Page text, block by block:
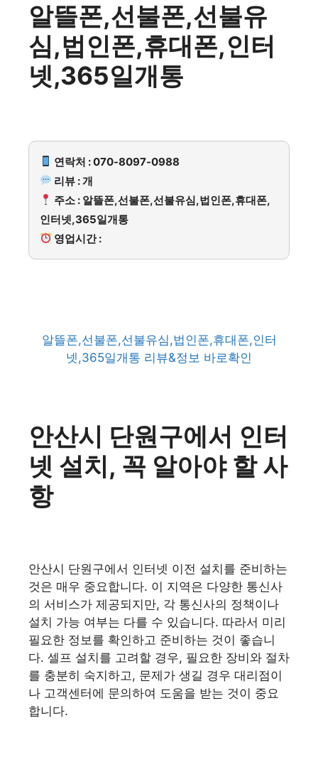
알뜰폰,선불폰,선불유
심,법인폰,휴대폰,인터
넷,365일개통
연락처 : 070-8097-0988
리뷰 : 개
주소 : 알뜰폰,선불폰,선불유심,법인폰,휴대폰,
인터넷,365일개통
영업시간 :
알뜰폰,선불폰,선불유심,법인폰,휴대폰,인터
넷,365일개통 리뷰&정보 바로확인
안산시 단원구에서 인터
넷 설치, 꼭 알아야 할 사
항
안산시 단원구에서 인터넷 이전 설치를 준비하는
것은 매우 중요합니다. 이 지역은 다양한 통신사
의 서비스가 제공되지만, 각 통신사의 정책이나
설치 가능 여부는 다를 수 있습니다. 따라서 미리
필요한 정보를 확인하고 준비하는 것이 좋습니
다. 셀프 설치를 고려할 경우, 필요한 장비와 절차
를 충분히 숙지하고, 문제가 생길 경우 대리점이
나 고객센터에 문의하여 도움을 받는 것이 중요
합니다.